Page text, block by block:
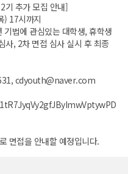
추가 모집 안내]
) 17시까지
법에 관심있는 대학생, 휴학생
사, 2차 면접 심사 실시 후 최종
cdyouth@naver.com
면접을 안내할 예정입니다.